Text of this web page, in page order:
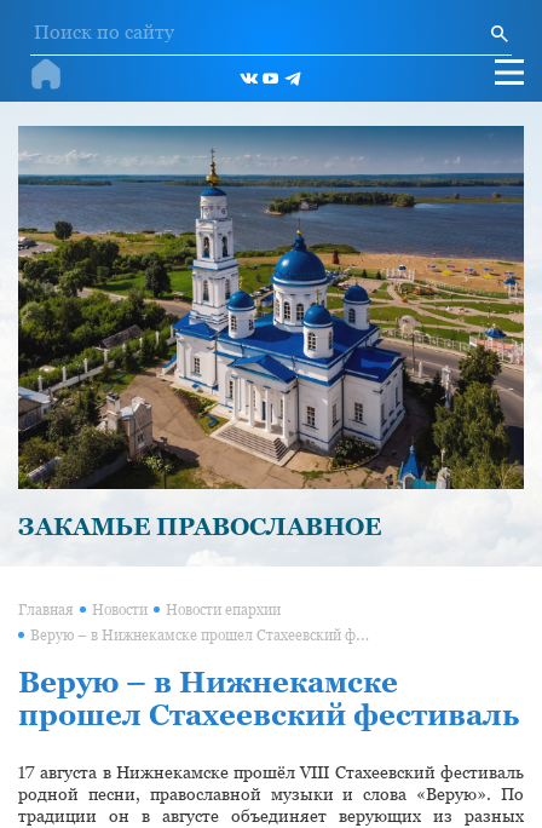
ЗАКАМЬЕ ПРАВОСЛАВНОЕ
Главная Новости Новости епархии
Верую – в Нижнекамске прошел Стахеевский фестиваль
Верую – в Нижнекамске
прошел Стахеевский фестиваль
17 августа в Нижнекамске прошёл VIII Стахеевский фестиваль
родной песни, православной музыки и слова «Верую». По
традиции он в августе объединяет верующих из разных